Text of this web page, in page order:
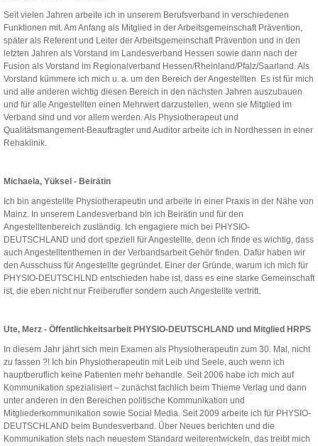
Seit vielen Jahren arbeite ich in unserem Berufsverband in verschiedenen
Funktionen mit. Am Anfang als Mitglied in der Arbeitsgemeinschaft Prävention,
später als Referent und Leiter der Arbeitsgemeinschaft Prävention und in den
letzten Jahren als Vorstand im Landesverband Hessen sowie dann nach der
Fusion als Vorstand im Regionalverband Hessen/Rheinland/Pfalz/Saarland. Als
Vorstand kümmere ich mich u. a. um den Bereich der Angestellten. Es ist für mich
und alle anderen wichtig diesen Bereich in den nächsten Jahren auszubauen
und für alle Angestellten einen Mehrwert darzustellen, wenn sie Mitglied im
Verband sind und vor allem werden. Als Physiotherapeut und
Qualitätsmangement-Beauftragter und Auditor arbeite ich in Nordhessen in einer
Rehaklinik.
Michaela, Yüksel - Beirätin
Ich bin angestellte Physiotherapeutin und arbeite in einer Praxis in der Nähe von
Mainz. In unserem Landesverband bin ich Beirätin und für den
Angestelltenbereich zuständig. Ich engagiere mich bei PHYSIO-
DEUTSCHLAND und dort speziell für Angestellte, denn ich finde es wichtig, dass
auch Angestelltenthemen in der Verbandsarbeit Gehör finden. Dafür haben wir
den Ausschuss für Angestellte gegründet. Einer der Gründe, warum ich mich für
PHYSIO-DEUTSCHLND entschieden habe ist, dass es eine starke Gemeinschaft
ist, die eben nicht nur Freiberufler sondern auch Angestellte vertritt.
Ute, Merz - Öffentlichkeitsarbeit PHYSIO-DEUTSCHLAND und Mitglied HRPS
In diesem Jahr jährt sich mein Examen als Physiotherapeutin zum 30. Mal, nicht
zu fassen ?! Ich bin Physiotherapeutin mit Leib und Seele, auch wenn ich
hauptberuflich keine Patienten mehr behandle. Seit 2006 habe ich mich auf
Kommunikation spezialisiert – zunächst fachlich beim Thieme Verlag und dann
unter anderen in den Bereichen politische Kommunikation und
Mitgliederkommunikation sowie Social Media. Seit 2009 arbeite ich für PHYSIO-
DEUTSCHLAND beim Bundesverband. Über Neues berichten und die
Kommunikation stets nach neuestem Standard weiterentwickeln, das treibt mich